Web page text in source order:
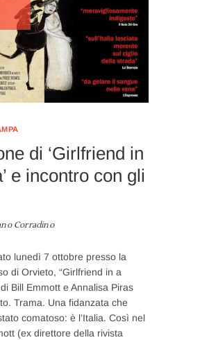
di ‘Girlfriend in
e incontro con gli
Corradino
lunedì 7 ottobre presso la
di Orvieto, “Girlfriend in a
Bill Emmott e Annalisa Piras
Trama. Una fidanzata che
comatoso: è l’Italia. Così nel
(ex direttore della rivista